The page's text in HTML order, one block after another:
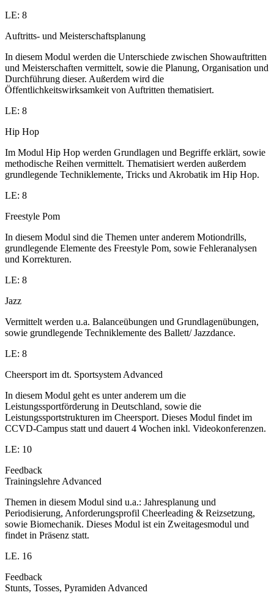
LE: 8
Auftritts- und Meisterschaftsplanung
In diesem Modul werden die Unterschiede zwischen Showauftritten
und Meisterschaften vermittelt, sowie die Planung, Organisation und
Durchführung dieser. Außerdem wird die
Öffentlichkeitswirksamkeit von Auftritten thematisiert.
LE: 8
Hip Hop
Im Modul Hip Hop werden Grundlagen und Begriffe erklärt, sowie
methodische Reihen vermittelt. Thematisiert werden außerdem
grundlegende Techniklemente, Tricks und Akrobatik im Hip Hop.
LE: 8
Freestyle Pom
In diesem Modul sind die Themen unter anderem Motiondrills,
grundlegende Elemente des Freestyle Pom, sowie Fehleranalysen
und Korrekturen.
LE: 8
Jazz
Vermittelt werden u.a. Balanceübungen und Grundlagenübungen,
sowie grundlegende Techniklemente des Ballett/ Jazzdance.
LE: 8
Cheersport im dt. Sportsystem Advanced
In diesem Modul geht es unter anderem um die
Leistungssportförderung in Deutschland, sowie die
Leistungssportstrukturen im Cheersport. Dieses Modul findet im
CCVD-Campus statt und dauert 4 Wochen inkl. Videokonferenzen.
LE: 10
Feedback
Trainingslehre Advanced
Themen in diesem Modul sind u.a.: Jahresplanung und
Periodisierung, Anforderungsprofil Cheerleading & Reizsetzung,
sowie Biomechanik. Dieses Modul ist ein Zweitagesmodul und
findet in Präsenz statt.
LE. 16
Feedback
Stunts, Tosses, Pyramiden Advanced